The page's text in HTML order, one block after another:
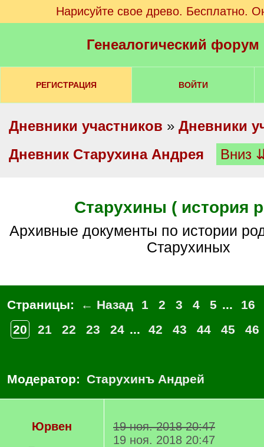
Нарисуйте свое древо. Бесплатно.
Генеалогический
РЕГИСТРАЦИЯ ВОЙТИ
Дневники участников » Дневники
Дневник Старухина Андрея
Вниз
Старухины ( история
архивные документы по истории рода однодворцев
Старухиных
Страницы: ← Назад 1 2 3 4 5 ...
16
20
21 22 23 24 ... 42 43 44 45 46
Модератор: Старухинъ Андрей
Юрвен
19 ноя. 2018 20:47
19 ноя. 2018 20:47